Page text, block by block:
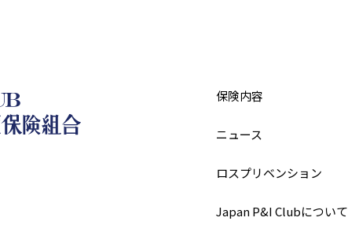
保険内容
ニュース
ロスプリベンション
Japan P&I Clubについて